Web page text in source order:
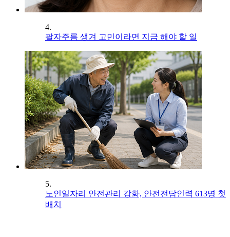
4.
팔자주름 생겨 고민이라면 지금 해야 할 일
5.
노인일자리 안전관리 강화, 안전전담인력 613명 첫
배치